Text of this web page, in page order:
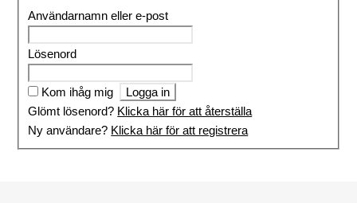
Användarnamn eller e-post
Lösenord
Kom ihåg mig
Glömt lösenord? Klicka här för att återställa
Ny användare? Klicka här för att registrera